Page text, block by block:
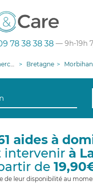
78 38 38 38 — 9h-19h
domicile Bretagne Morbihan
aides à
intervenir à
de
de leur disponibilité au